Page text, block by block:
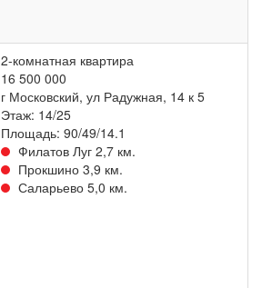
2-комнатная квартира
16 500 000
г Московский, ул Радужная, 14 к 5
Этаж: 14/25
Площадь: 90/49/14.1
Филатов Луг 2,7 км.
Прокшино 3,9 км.
Саларьево 5,0 км.